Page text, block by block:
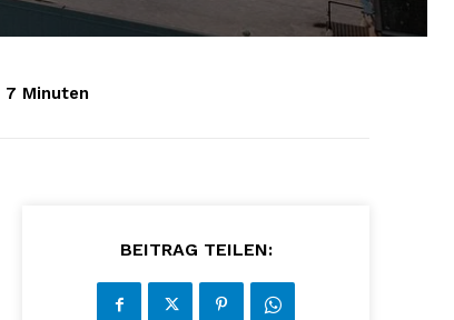
7 Minuten
BEITRAG TEILEN: